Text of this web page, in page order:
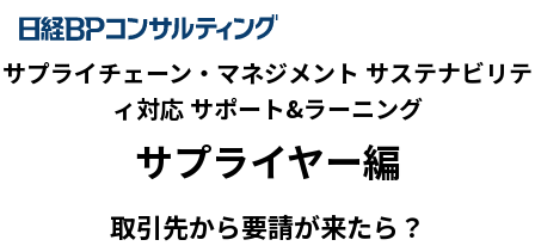
サプライチェーン・マネジメント サステナビリテ
ィ対応 サポート&ラーニング
サプライヤー編
取引先から要請が来たら？